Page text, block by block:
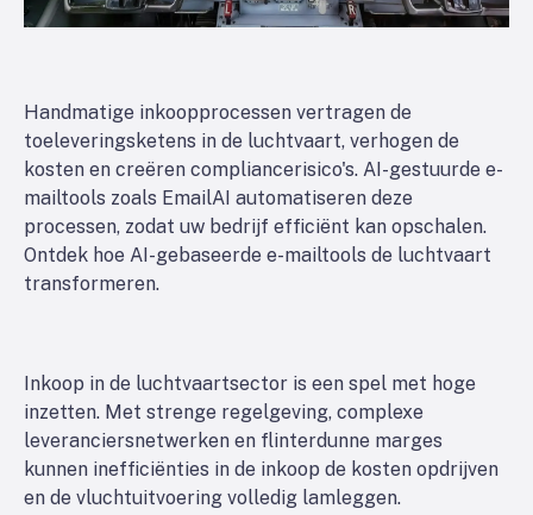
Handmatige inkoopprocessen vertragen de
toeleveringsketens in de luchtvaart, verhogen de
kosten en creëren compliancerisico's. AI-gestuurde e-
mailtools zoals EmailAI automatiseren deze
processen, zodat uw bedrijf efficiënt kan opschalen.
Ontdek hoe AI-gebaseerde e-mailtools de luchtvaart
transformeren.
Inkoop in de luchtvaartsector is een spel met hoge
inzetten. Met strenge regelgeving, complexe
leveranciersnetwerken en flinterdunne marges
kunnen inefficiënties in de inkoop de kosten opdrijven
en de vluchtuitvoering volledig lamleggen.